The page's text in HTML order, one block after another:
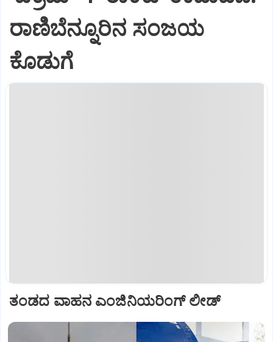
ರಾಣಿಬೆನ್ನೂರಿನ ಸಂಜಯ
ಕೊಡುಗೆ
ತಂಡದ ವಾಹನ ಎಂಜಿನಿಯರಿಂಗ್‌ ಲೀಡ್‌